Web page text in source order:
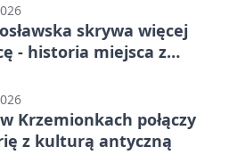
skrywa więcej
- historia miejsca z
Krzemionkach połączy
z kulturą antyczną